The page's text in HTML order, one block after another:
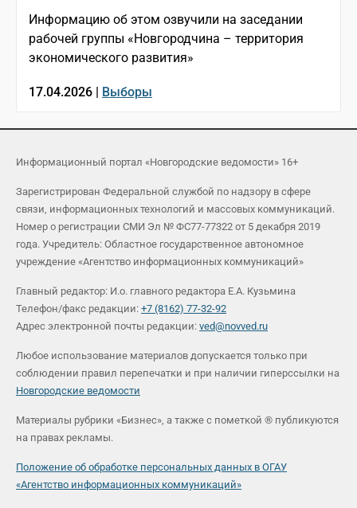
Информацию об этом озвучили на заседании
рабочей группы «Новгородчина – территория
экономического развития»
17.04.2026 | Выборы
Информационный портал «Новгородские ведомости» 16+
Зарегистрирован Федеральной службой по надзору в сфере
связи, информационных технологий и массовых коммуникаций.
Номер о регистрации СМИ Эл № ФС77-77322 от 5 декабря 2019
года. Учредитель: Областное государственное автономное
учреждение «Агентство информационных коммуникаций»
Главный редактор: И.о. главного редактора Е.А. Кузьмина
Телефон/факс редакции: +7 (8162) 77-32-92
Адрес электронной почты редакции: ved@novved.ru
Любое использование материалов допускается только при
соблюдении правил перепечатки и при наличии гиперссылки на
Новгородские ведомости
Материалы рубрики «Бизнес», а также с пометкой ® публикуются
на правах рекламы.
Положение об обработке персональных данных в ОГАУ
«Агентство информационных коммуникаций»